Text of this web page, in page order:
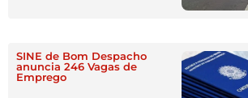
SINE de Bom Despacho
anuncia 246 Vagas de
Emprego